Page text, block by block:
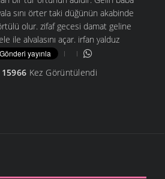
sını örter taki düğünün akabinde
olur. zifaf gecesi damat geline
ile alvalasını açar. irfan yalduz
15966 Kez Görüntülendi